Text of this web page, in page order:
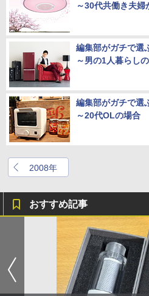
～30代共働き夫
編集部がガチで選
～男の1人暮らし
編集部がガチで選
～20代OLの場合
2008年
おすすめ記事